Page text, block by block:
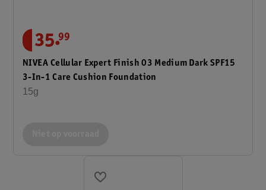
35.99
NIVEA Cellular Expert Finish 03 Medium Dark SPF15
3-In-1 Care Cushion Foundation
15g